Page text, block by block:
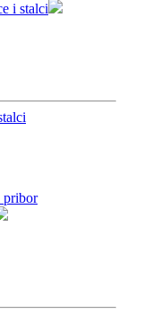
i stalci
pribor